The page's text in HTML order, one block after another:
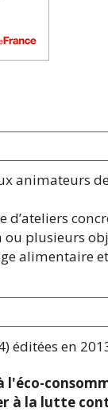
animateurs
d’ateliers
plusieurs
alimentaire
éditées en
l'éco-
à la lutte